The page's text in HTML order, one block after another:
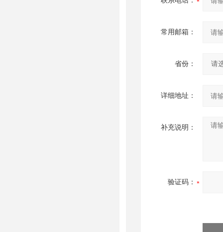
常用邮箱：
省份：
详细地址：
补充说明：
验证码：